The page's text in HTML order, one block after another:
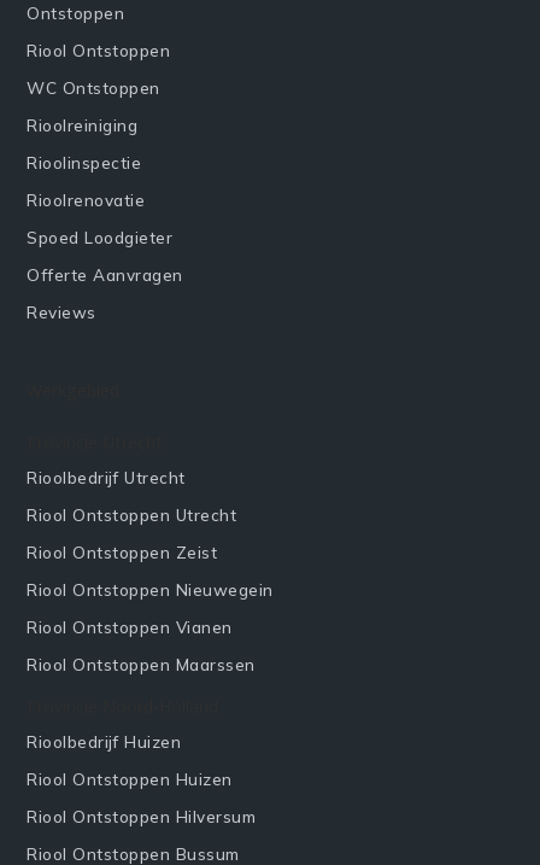
Ontstoppen
Riool Ontstoppen
WC Ontstoppen
Rioolreiniging
Rioolinspectie
Rioolrenovatie
Spoed Loodgieter
Offerte Aanvragen
Reviews
Rioolbedrijf Utrecht
Riool Ontstoppen Utrecht
Riool Ontstoppen Zeist
Riool Ontstoppen Nieuwegein
Riool Ontstoppen Vianen
Riool Ontstoppen Maarssen
Rioolbedrijf Huizen
Riool Ontstoppen Huizen
Riool Ontstoppen Hilversum
Riool Ontstoppen Bussum